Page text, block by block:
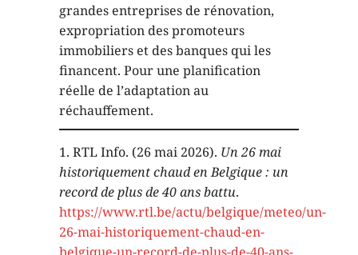
grandes entreprises de rénovation,
expropriation des promoteurs
immobiliers et des banques qui les
financent. Pour une planification
réelle de l’adaptation au
réchauffement.
RTL Info. (26 mai 2026). Un 26 mai
historiquement chaud en Belgique : un
record de plus de 40 ans battu.
https://www.rtl.be/actu/belgique/meteo/un-
26-mai-historiquement-chaud-en-